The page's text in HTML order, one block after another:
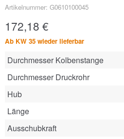
Artikelnummer: G0610100045
172,18 €
Ab KW 35 wieder lieferbar
Durchmesser Kolbenstange
Durchmesser Druckrohr
Hub
Länge
Ausschubkraft